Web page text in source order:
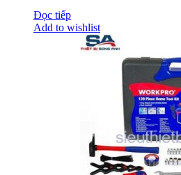
Đọc tiếp
Add to wishlist